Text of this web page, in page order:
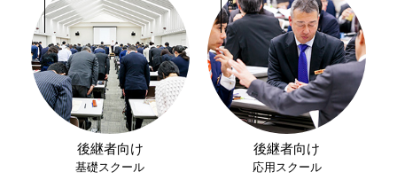
後継者向け
基礎スクール
後継者向け
応用スクール